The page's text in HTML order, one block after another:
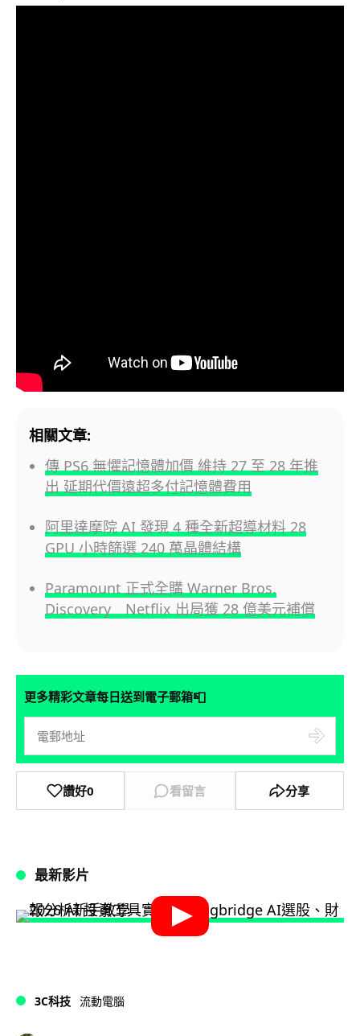
相關文章:
傳 PS6 無懼記憶體加價 維持 27 至 28 年推
出 延期代價遠超多付記憶體費用
阿里達摩院 AI 發現 4 種全新超導材料 28
GPU 小時篩選 240 萬晶體結構
Paramount 正式全購 Warner Bros.
Discovery Netflix 出局獲 28 億美元補償
更多精彩文章每日送到電子郵箱📮
讚好0 看留言 分享
最新影片
3C科技 流動電腦